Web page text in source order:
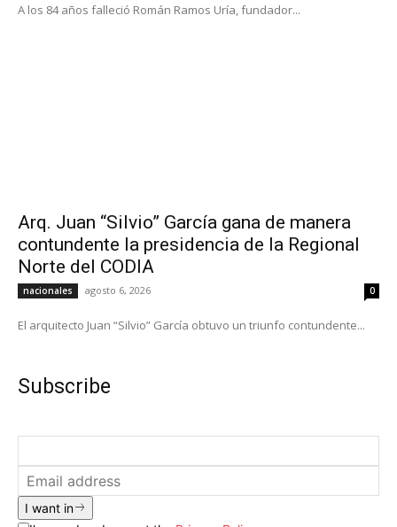
A los 84 años falleció Román Ramos Uría, fundador...
Arq. Juan “Silvio” García gana de manera
contundente la presidencia de la Regional
Norte del CODIA
nacionales agosto 6, 2026 0
El arquitecto Juan “Silvio” García obtuvo un triunfo contundente...
Subscribe
I want in